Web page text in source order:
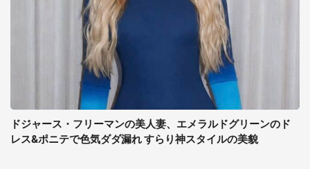
ドジャース・フリーマンの美人妻、エメラルドグリーンのド
レス&ポニテで色気ダダ漏れ すらり神スタイルの美貌